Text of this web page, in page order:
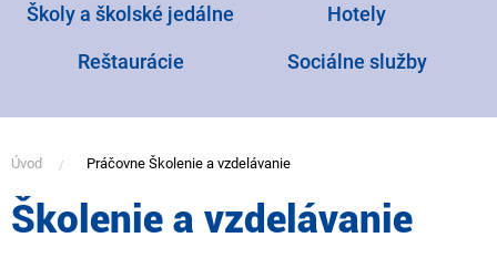
Školy a školské jedálne Hotely
Reštaurácie Sociálne služby
Úvod Práčovne Školenie a vzdelávanie
Školenie a vzdelávanie